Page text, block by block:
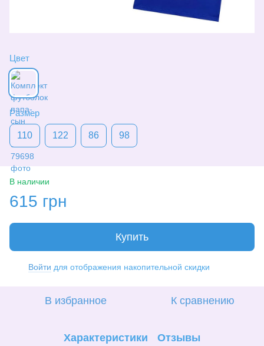
Цвет
Размер
110 122 86 98
В наличии
615 грн
Купить
Войти для отображения накопительной скидки
В избранное К сравнению
Характеристики Отзывы